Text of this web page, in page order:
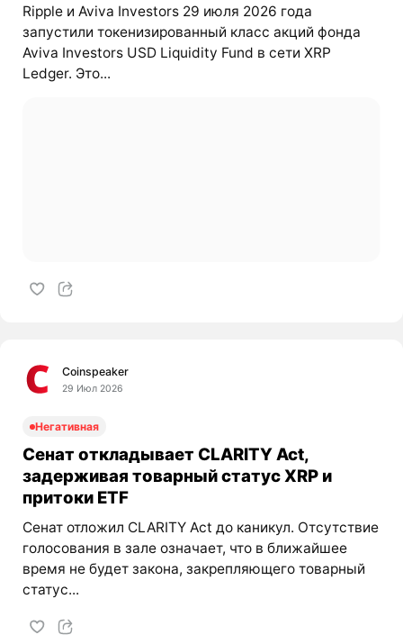
Ripple и Aviva Investors 29 июля 2026 года
запустили токенизированный класс акций фонда
Aviva Investors USD Liquidity Fund в сети XRP
Ledger. Это...
Coinspeaker
29 Июл 2026
Негативная
Сенат откладывает CLARITY Act,
задерживая товарный статус XRP и
притоки ETF
Сенат отложил CLARITY Act до каникул. Отсутствие
голосования в зале означает, что в ближайшее
время не будет закона, закрепляющего товарный
статус...